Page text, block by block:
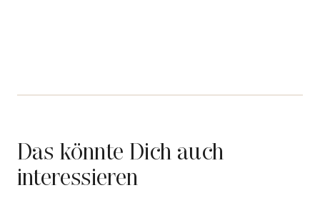
Das könnte Dich auch
interessieren